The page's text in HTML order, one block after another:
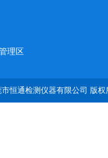
理区
市恒通检测仪器有限公司 版